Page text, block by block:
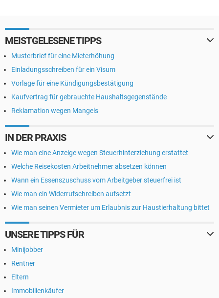
MEISTGELESENE TIPPS
Musterbrief für eine Mieterhöhung
Einladungsschreiben für ein Visum
Vorlage für eine Kündigungsbestätigung
Kaufvertrag für gebrauchte Haushaltsgegenstände
Reklamation wegen Mangels
IN DER PRAXIS
Wie man eine Anzeige wegen Steuerhinterziehung erstattet
Welche Reisekosten Arbeitnehmer absetzen können
Wann ein Essenszuschuss vom Arbeitgeber steuerfrei ist
Wie man ein Widerrufschreiben aufsetzt
Wie man seinen Vermieter um Erlaubnis zur Haustierhaltung bittet
UNSERE TIPPS FÜR
Minijobber
Rentner
Eltern
Immobilienkäufer